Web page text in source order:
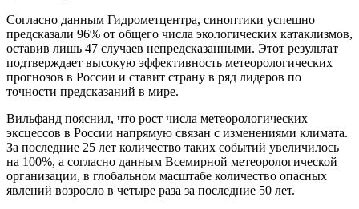
Согласно данным Гидрометцентра, синоптики успешно
предсказали 96% от общего числа экологических катаклизмов,
оставив лишь 47 случаев непредсказанными. Этот результат
подтверждает высокую эффективность метеорологических
прогнозов в России и ставит страну в ряд лидеров по
точности предсказаний в мире.
Вильфанд пояснил, что рост числа метеорологических
эксцессов в России напрямую связан с изменениями климата.
За последние 25 лет количество таких событий увеличилось
на 100%, а согласно данным Всемирной метеорологической
организации, в глобальном масштабе количество опасных
явлений возросло в четыре раза за последние 50 лет.